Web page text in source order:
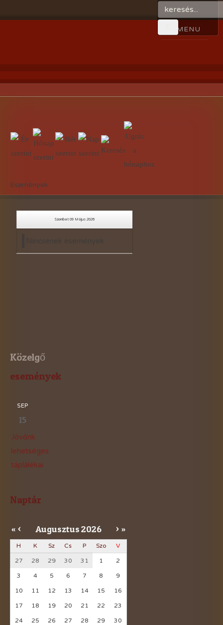
Események
Szombat 09 Május 2026
Közelgő
események
SEP
15
Jövőnk
lehetséges
táplálékai
Naptár
« < Augusztus2026 > »
H K Sz Cs P Szo V
27 28 29 30 31 1 2
3 4 5 6 7 8 9
10 11 12 13 14 15 16
17 18 19 20 21 22 23
24 25 26 27 28 29 30